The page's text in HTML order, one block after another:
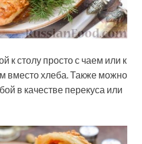
к столу просто с чаем или к
вместо хлеба. Также можно
в качестве перекуса или